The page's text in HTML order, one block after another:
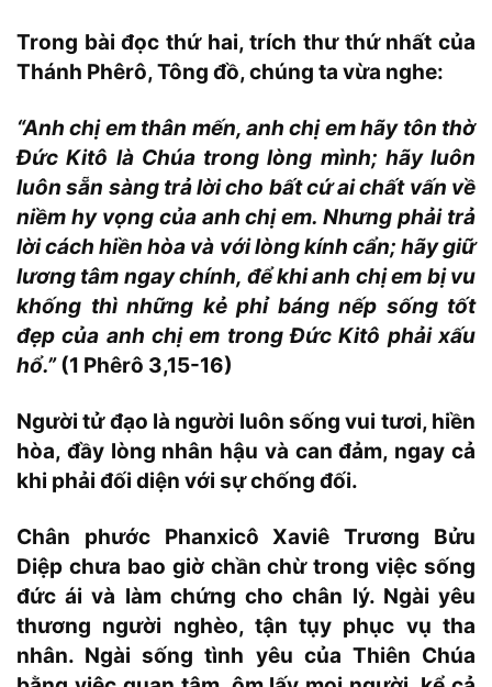
Trong bài đọc thứ hai, trích thư thứ nhất của
Thánh Phêrô, Tông đồ, chúng ta vừa nghe:
“Anh chị em thân mến, anh chị em hãy tôn thờ
Đức Kitô là Chúa trong lòng mình; hãy luôn
luôn sẵn sàng trả lời cho bất cứ ai chất vấn về
niềm hy vọng của anh chị em. Nhưng phải trả
lời cách hiền hòa và với lòng kính cẩn; hãy giữ
lương tâm ngay chính, để khi anh chị em bị vu
khống thì những kẻ phỉ báng nếp sống tốt
đẹp của anh chị em trong Đức Kitô phải xấu
hổ.”(1 Phêrô 3,15-16)
Người tử đạo là người luôn sống vui tươi, hiền
hòa, đầy lòng nhân hậu và can đảm, ngay cả
khi phải đối diện với sự chống đối.
Chân phước Phanxicô Xaviê Trương Bửu
Diệp chưa bao giờ chần chừ trong việc sống
đức ái và làm chứng cho chân lý. Ngài yêu
thương người nghèo, tận tụy phục vụ tha
nhân. Ngài sống tình yêu của Thiên Chúa